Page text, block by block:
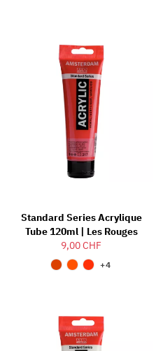
Standard Series Acrylique
Tube 120ml | Les Rouges
9,00 CHF
+4